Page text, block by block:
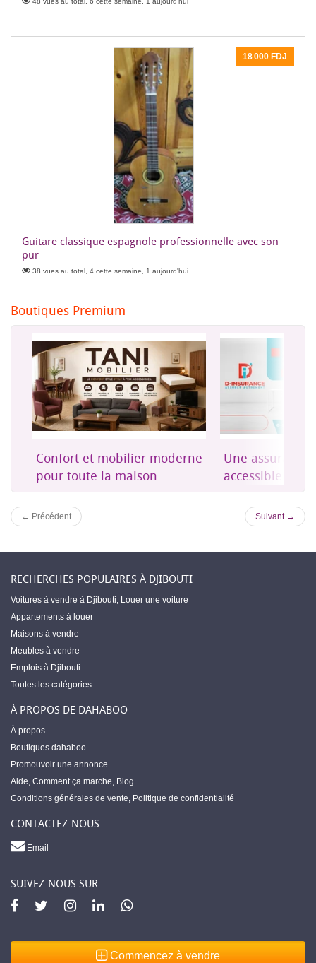
18 000 FDJ
Guitare classique espagnole professionnelle avec son
pur
38 vues au total, 4 cette semaine, 1 aujourd'hui
Boutiques Premium
Confort et mobilier moderne
pour toute la maison
Une
accessible à
← Précédent Suivant →
RECHERCHES POPULAIRES À DJIBOUTI
Voitures à vendre à Djibouti, Louer une voiture
Appartements à louer
Maisons à vendre
Meubles à vendre
Emplois à Djibouti
Toutes les catégories
À PROPOS DE DAHABOO
À propos
Boutiques dahaboo
Promouvoir une annonce
Aide, Comment ça marche, Blog
Conditions générales de vente, Politique de confidentialité
CONTACTEZ-NOUS
Email
SUIVEZ-NOUS SUR
Commencez à vendre